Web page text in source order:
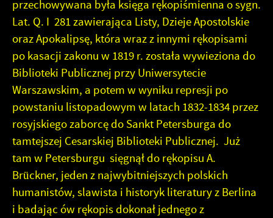
przechowywana była księga rękopiśmienna o sygn.
Lat. Q. I 281 zawierająca Listy, Dzieje Apostolskie
oraz Apokalipsę, która wraz z innymi rękopisami
po kasacji zakonu w 1819 r. została wywieziona do
Biblioteki Publicznej przy Uniwersytecie
Warszawskim, a potem w wyniku represji po
powstaniu listopadowym w latach 1832-1834 przez
rosyjskiego zaborcę do Sankt Petersburga do
tamtejszej Cesarskiej Biblioteki Publicznej. Już
tam w Petersburgu sięgnął do rękopisu A.
Brückner, jeden z najwybitniejszych polskich
humanistów, slawista i historyk literatury z Berlina
i badając ów rękopis dokonał jednego z